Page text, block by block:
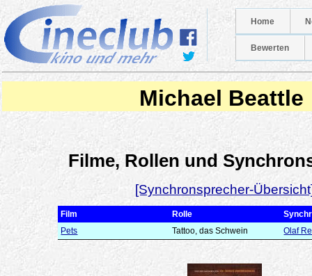
Home
Bewerten
Michael Beattle
Filme, Rollen und
[Synchronsprecher-
Film Rolle
Pets
Tattoo, das Schwein Olaf